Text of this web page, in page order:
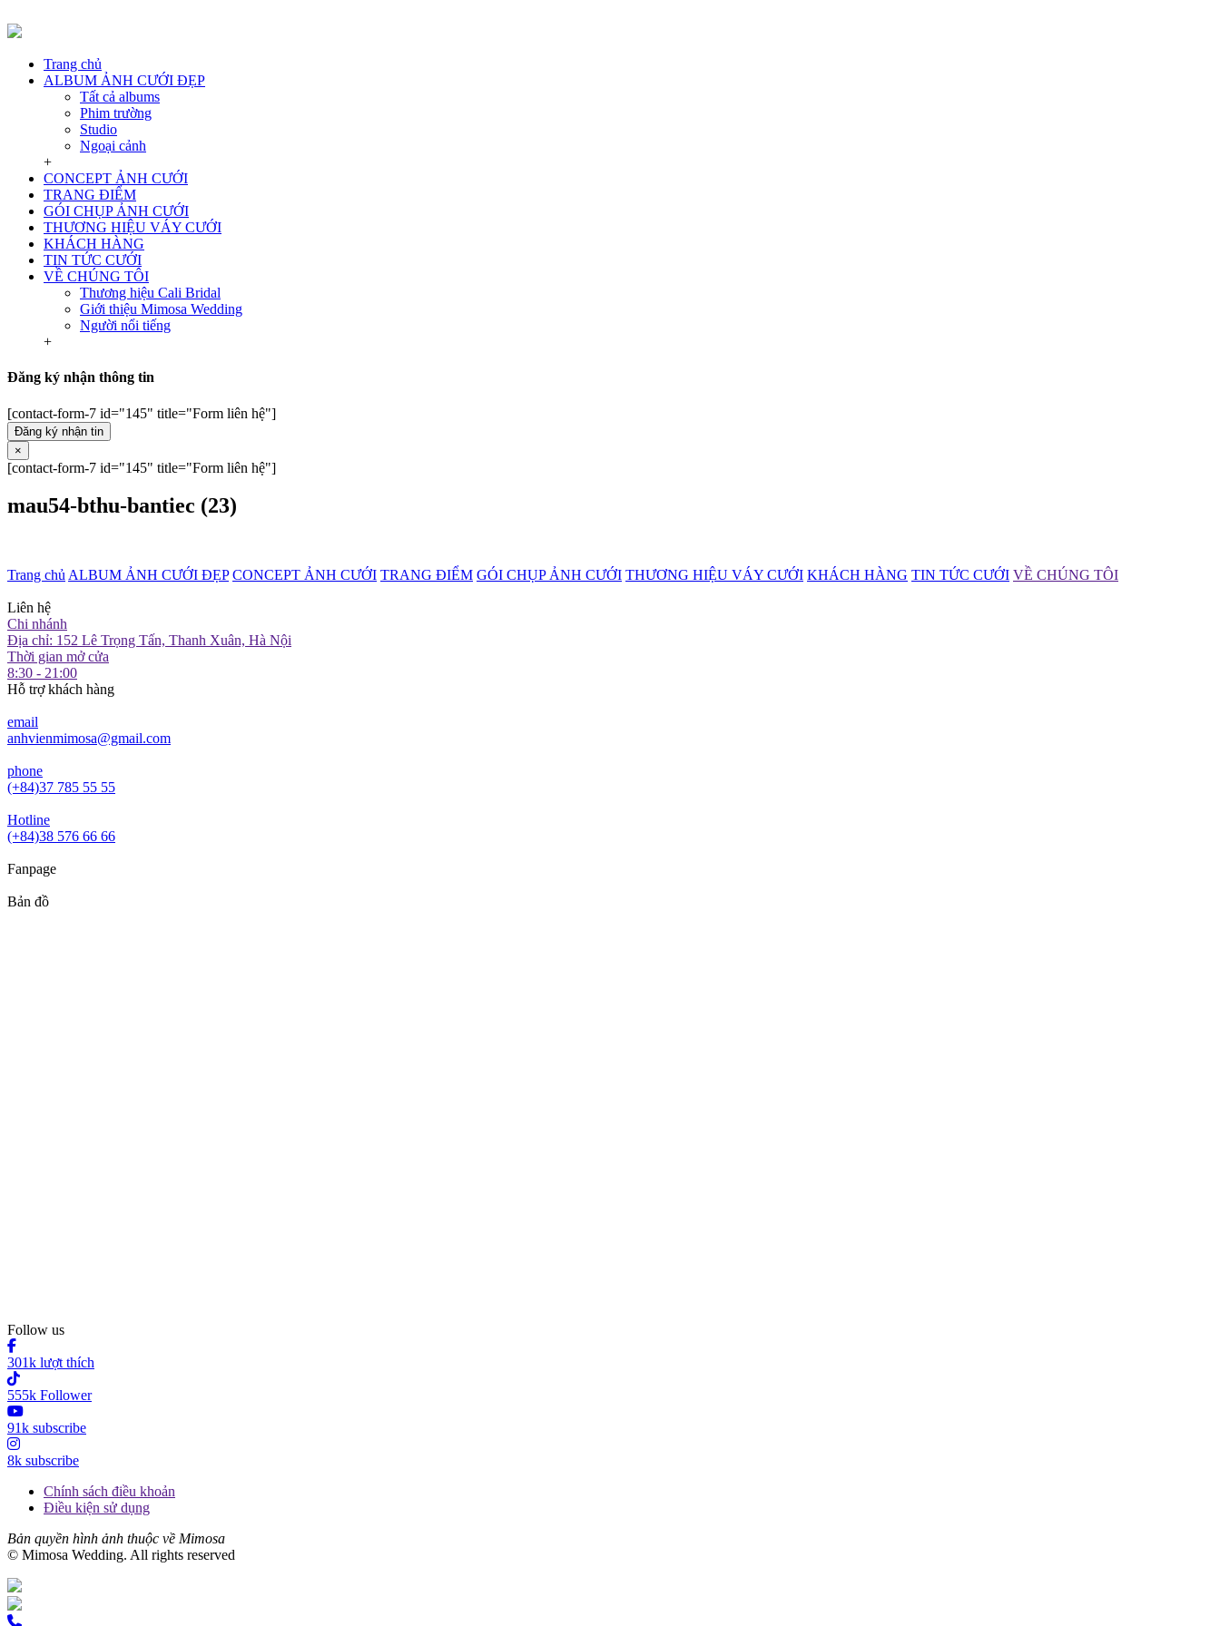
Trang chủ
ALBUM ẢNH CƯỚI ĐẸP
Tất cả albums
Phim trường
Studio
Ngoại cảnh
+
CONCEPT ẢNH CƯỚI
TRANG ĐIỂM
GÓI CHỤP ẢNH CƯỚI
THƯƠNG HIỆU VÁY CƯỚI
KHÁCH HÀNG
TIN TỨC CƯỚI
VỀ CHÚNG TÔI
Thương hiệu Cali Bridal
Giới thiệu Mimosa Wedding
Người nổi tiếng
+
Đăng ký nhận thông tin
[contact-form-7 id="145" title="Form liên hệ"]
Đăng ký nhận tin
×
[contact-form-7 id="145" title="Form liên hệ"]
mau54-bthu-bantiec (23)
Trang chủ ALBUM ẢNH CƯỚI ĐẸP CONCEPT ẢNH CƯỚI TRANG ĐIỂM GÓI CHỤP ẢNH CƯỚI THƯƠNG HIỆU VÁY CƯỚI KHÁCH HÀNG TIN TỨC CƯỚI VỀ CHÚNG TÔI
Liên hệ
Chi nhánh
Địa chỉ: 152 Lê Trọng Tấn, Thanh Xuân, Hà Nội
Thời gian mở cửa
8:30 - 21:00
Hỗ trợ khách hàng
email
anhvienmimosa@gmail.com
phone
(+84)37 785 55 55
Hotline
(+84)38 576 66 66
Fanpage
Bản đồ
Follow us
301k lượt thích
555k Follower
91k subscribe
8k subscribe
Chính sách điều khoản
Điều kiện sử dụng
Bản quyền hình ảnh thuộc về Mimosa
© Mimosa Wedding. All rights reserved